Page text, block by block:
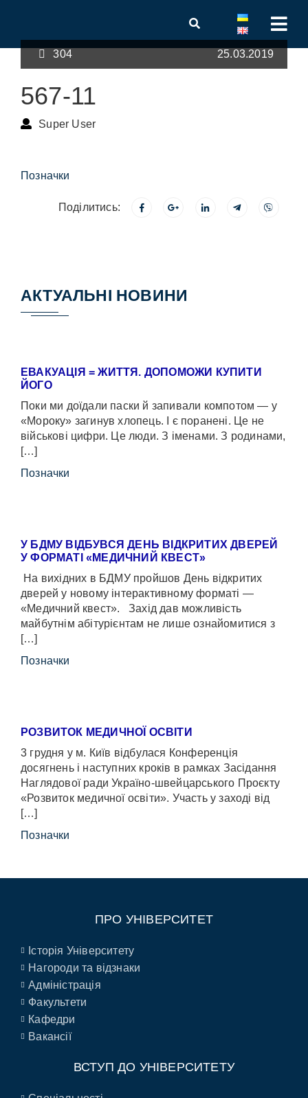
304 25.03.2019
567-11
Super User
Позначки
Поділитись:
АКТУАЛЬНІ НОВИНИ
ЕВАКУАЦІЯ = ЖИТТЯ. ДОПОМОЖИ КУПИТИ
ЙОГО
Поки ми доїдали паски й запивали компотом — у
«Мороку» загинув хлопець. І є поранені. Це не
військові цифри. Це люди. З іменами. З родинами,
[…]
Позначки
У БДМУ ВІДБУВСЯ ДЕНЬ ВІДКРИТИХ ДВЕРЕЙ
У ФОРМАТІ «МЕДИЧНИЙ КВЕСТ»
На вихідних в БДМУ пройшов День відкритих
дверей у новому інтерактивному форматі —
«Медичний квест». Захід дав можливість
майбутнім абітурієнтам не лише ознайомитися з
[…]
Позначки
РОЗВИТОК МЕДИЧНОЇ ОСВІТИ
3 грудня у м. Київ відбулася Конференція
досягнень і наступних кроків в рамках Засідання
Наглядової ради Україно-швейцарського Проєкту
«Розвиток медичної освіти». Участь у заході від
[…]
Позначки
ПРО УНІВЕРСИТЕТ
Історія Університету
Нагороди та відзнаки
Адміністрація
Факультети
Кафедри
Вакансії
ВСТУП ДО УНІВЕРСИТЕТУ